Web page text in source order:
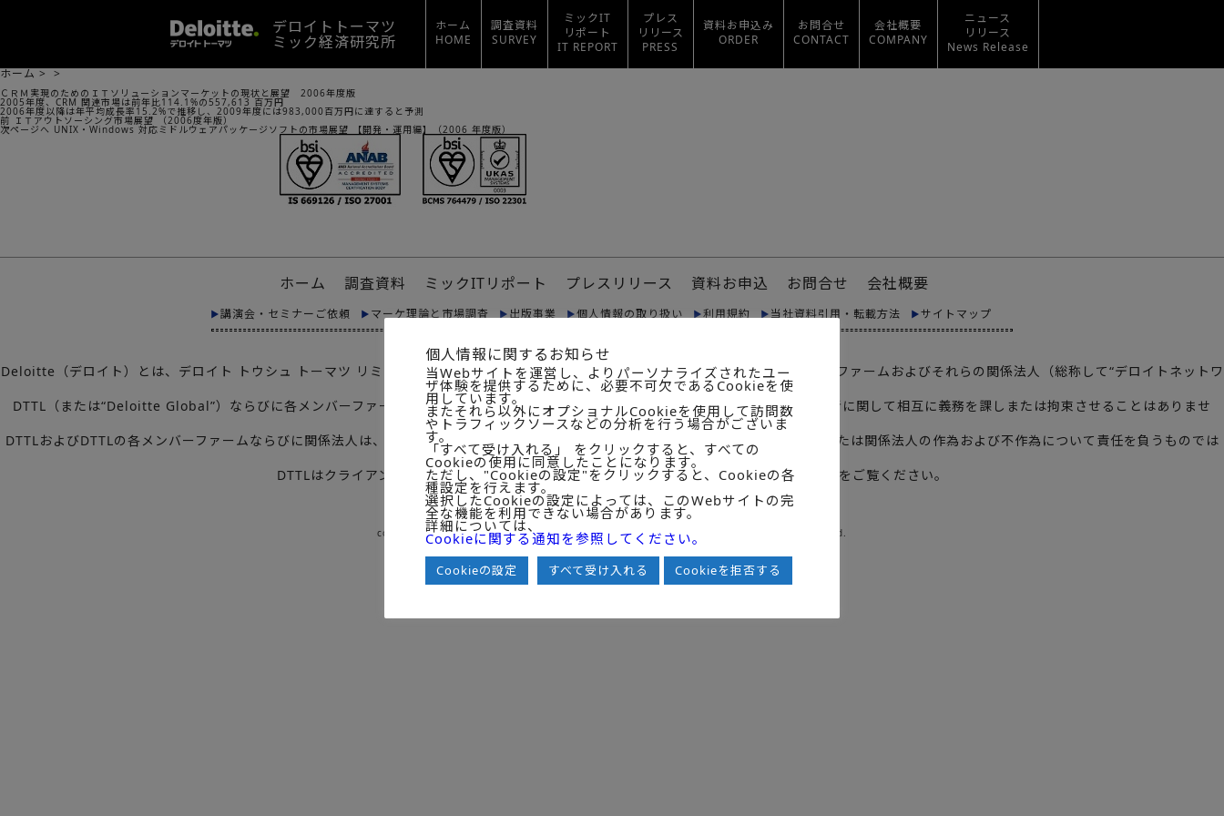
デロイトトーマツ
ミック経済研究所
ホーム
HOME
調査資料
SURVEY
ミックIT
リポート
IT REPORT
プレス
リリース
PRESS
資料お申込み
ORDER
お問合せ
CONTACT
会社概要
COMPANY
ニュース
リリース
News Release
ホーム>>
ＣＲＭ実現のためのＩＴソリューションマーケットの現状と展望 2006年度版
2005年度、CRM 関連市場は前年比114.1%の557,613 百万円
2006年度以降は年平均成長率15.2%で推移し、2009年度には983,000百万円に達すると予測
投
稿
ナ
前 前
の
ＩＴアウトソーシング市場展望 （2006度年版）
次ページへ 次
UNIX・Windows 対応ミドルウェアパッケージソフトの市場展望 【開発・運用編】（2006 年度版）
個人情報に関するお知らせ
当Webサイトを運営し、よりパーソナライズされたユー
ザ体験を提供するために、必要不可欠であるCookieを使
用しています。
またそれら以外にオプショナルCookieを使用して訪問数
やトラフィックソースなどの分析を行う場合がございま
す。
「すべて受け入れる」 をクリックすると、すべての
Cookieの使用に同意したことになります。
ただし、"Cookieの設定"をクリックすると、Cookieの各
種設定を行えます。
選択したCookieの設定によっては、このWebサイトの完
全な機能を利用できない場合があります。
詳細については、
Cookieに関する通知を参照してください。
Cookieの設定 すべて受け入れる Cookieを拒否する
ホーム 調査資料 ミックITリポート プレスリリース 資料お申込 お問合せ 会社概要
講演会・セミナーご依頼 マーケ理論と市場調査 出版事業 個人情報の取り扱い 利用規約 当社資料引用・転載方法 サイトマップ
© 2024. 詳細は 利用規定
Deloitte（デロイト）とは、デロイト トウシュ トーマツ リミテッド（“DTTL”）、そのグローバルネットワーク組織を構成するメンバーファームおよびそれらの関係法人（総称して“デロイトネットワ
ーク”）のひとつまたは複数を指します。
DTTL（または“Deloitte Global”）ならびに各メンバーファームおよび関係法人はそれぞれ法的に独立した別個の組織体であり、第三者に関して相互に義務を課しまたは拘束させることはありませ
ん。
DTTLおよびDTTLの各メンバーファームならびに関係法人は、自らの作為および不作為についてのみ責任を負い、互いに他のファームまたは関係法人の作為および不作為について責任を負うものでは
ありません。
DTTLはクライアントへのサービス提供を行いません。詳細はwww.deloitte.com/jp/about をご覧ください。
copyright (c)2026 Deloitte Tohmatsu MIC Research Institute Co., Ltd. All Rights Reserved.